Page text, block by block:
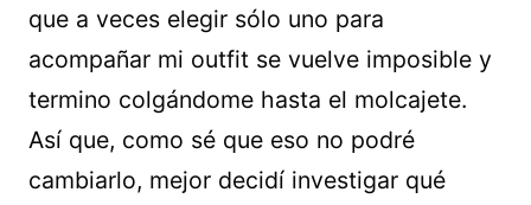
que a veces elegir sólo uno para
acompañar mi outfit se vuelve imposible y
termino colgándome hasta el molcajete.
Así que, como sé que eso no podré
cambiarlo, mejor decidí investigar qué